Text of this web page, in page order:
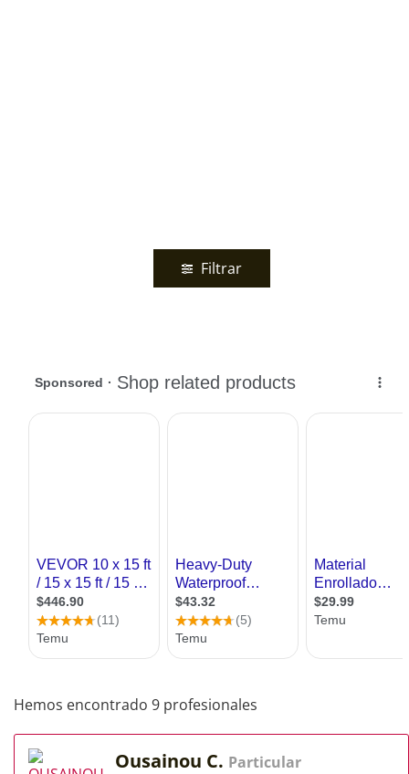
Filtrar
Hemos encontrado 9 profesionales
Ousainou C. Particular